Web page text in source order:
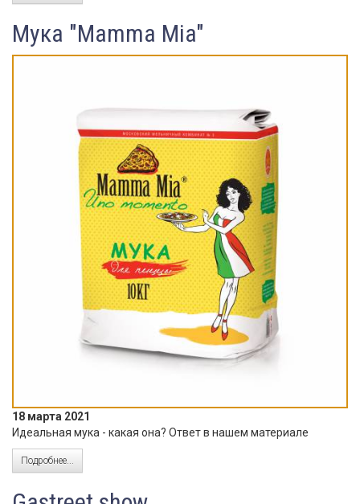
Мука "Mamma Mia"
18 марта 2021
Идеальная мука - какая она? Ответ в нашем материале
Подробнее...